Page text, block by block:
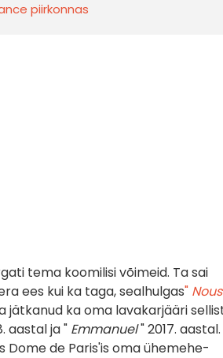
piirkonnas
tema koomilisi võimeid. Ta sai
ees kui ka taga, sealhulgas" Nous
jätkanud ka oma lavakarjääri
aastal ja " Emmanuel" 2017. aastal.
Dome de Paris'is oma ühemehe-